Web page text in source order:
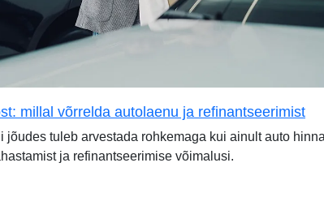
millal võrrelda autolaenu ja refinantseerimist
jõudes tuleb arvestada rohkemaga kui ainult auto
ja refinantseerimise võimalusi.